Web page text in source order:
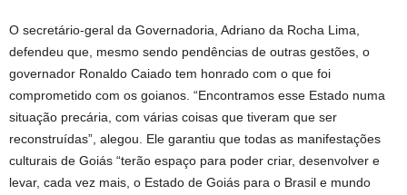
O secretário-geral da Governadoria, Adriano da Rocha Lima,
defendeu que, mesmo sendo pendências de outras gestões, o
governador Ronaldo Caiado tem honrado com o que foi
comprometido com os goianos. “Encontramos esse Estado numa
situação precária, com várias coisas que tiveram que ser
reconstruídas”, alegou. Ele garantiu que todas as manifestações
culturais de Goiás “terão espaço para poder criar, desenvolver e
levar, cada vez mais, o Estado de Goiás para o Brasil e mundo